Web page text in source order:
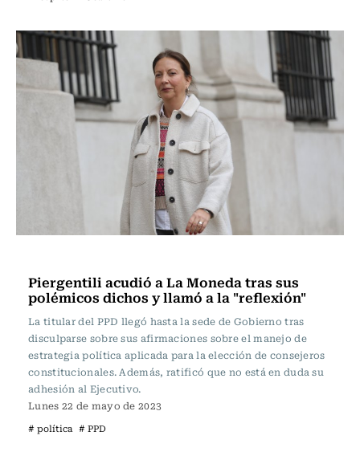
Piergentili acudió a La Moneda tras sus
polémicos dichos y llamó a la "reflexión"
La titular del PPD llegó hasta la sede de Gobierno tras
disculparse sobre sus afirmaciones sobre el manejo de
estrategia política aplicada para la elección de consejeros
constitucionales. Además, ratificó que no está en duda su
adhesión al Ejecutivo.
Lunes 22 de mayo de 2023
# política # PPD